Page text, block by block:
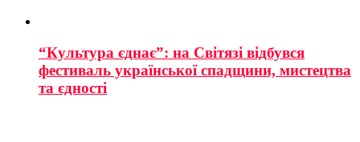
“Культура єднає”: на Світязі відбувся
фестиваль української спадщини, мистецтва
та єдності